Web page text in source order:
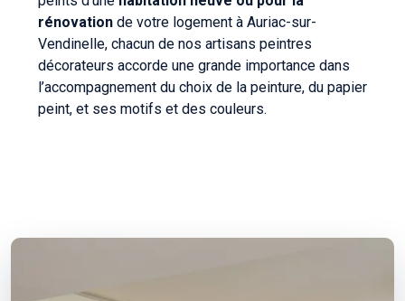
rénovation de votre logement à Auriac-sur-
Vendinelle, chacun de nos artisans peintres
décorateurs accorde une grande importance dans
l’accompagnement du choix de la peinture, du papier
peint, et ses motifs et des couleurs.